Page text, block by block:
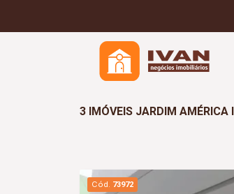
3 IMÓVEIS JARDIM AMÉRICA
Cód. 73972